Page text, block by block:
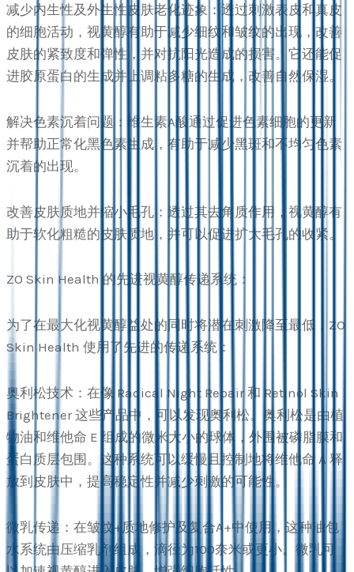
减少内生性及外生性皮肤老化迹象：透过刺激表皮和真皮
的细胞活动，视黄醇有助于减少细纹和皱纹的出现，改善
皮肤的紧致度和弹性，并对抗阳光造成的损害。它还能促
进胶原蛋白的生成并上调粘多糖的生成，改善自然保湿。
解决色素沉着问题：维生素A酸通过促进色素细胞的更新
并帮助正常化黑色素生成，有助于减少黑斑和不均匀色素
沉着的出现。
改善皮肤质地并缩小毛孔：透过其去角质作用，视黄醇有
助于软化粗糙的皮肤质地，并可以促进扩大毛孔的收紧。
ZO Skin Health 的先进视黄醇传递系统：
为了在最大化视黄醇益处的同时将潜在刺激降至最低，ZO
Skin Health 使用了先进的传递系统：
奥利松技术：在像 Radical Night Repair 和 Retinol Skin
Brightener 这些产品中，可以发现奥利松。奥利松是由植
物油和维他命 E 组成的微米大小的球体，外围被磷脂膜和
蛋白质层包围。这种系统可以缓慢且控制地将维他命 A 释
放到皮肤中，提高稳定性并减少刺激的可能性。
微乳传递：在皱纹+质地修护及复合A+中使用，这种油包
水系统由压缩乳剂组成，滴径为100奈米或更小。微乳可